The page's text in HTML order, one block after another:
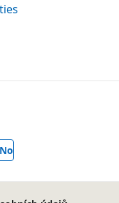
No